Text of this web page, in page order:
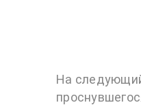
На